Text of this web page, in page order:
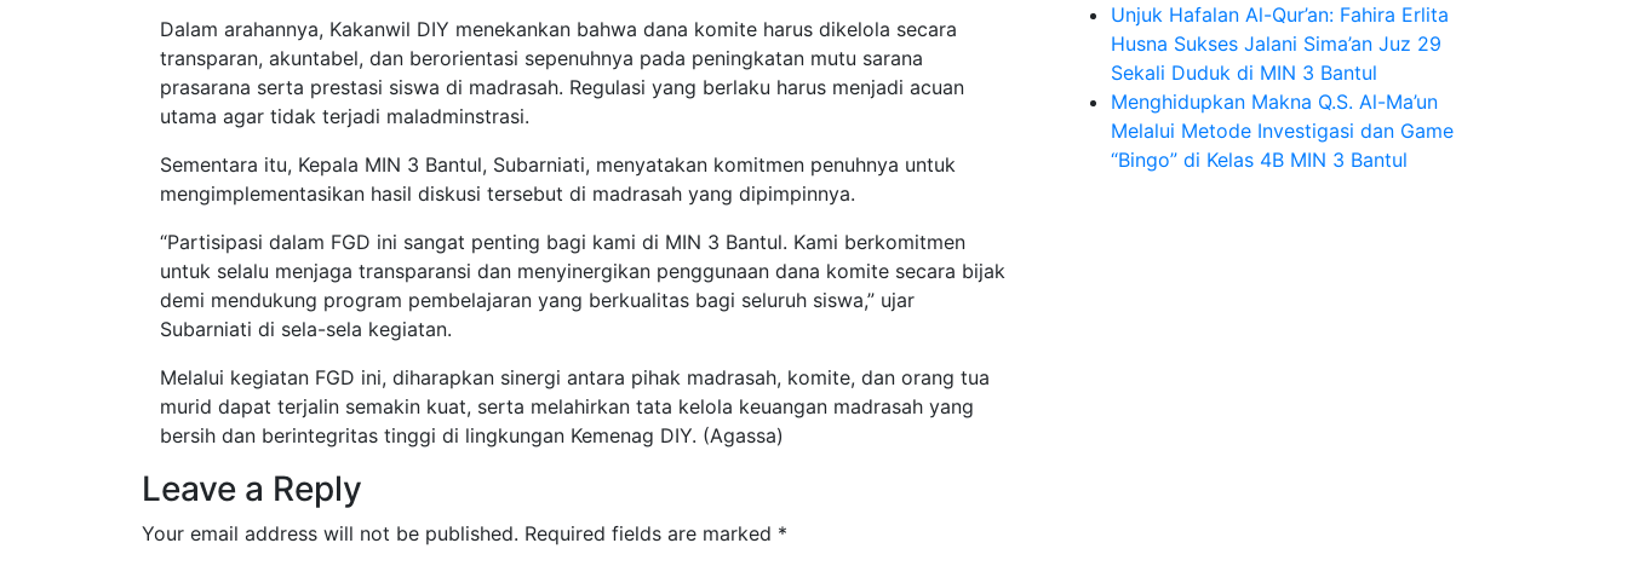
Dalam arahannya, Kakanwil DIY menekankan bahwa dana komite harus dikelola secara
transparan, akuntabel, dan berorientasi sepenuhnya pada peningkatan mutu sarana
prasarana serta prestasi siswa di madrasah. Regulasi yang berlaku harus menjadi acuan
utama agar tidak terjadi maladminstrasi.
Sementara itu, Kepala MIN 3 Bantul, Subarniati, menyatakan komitmen penuhnya untuk
mengimplementasikan hasil diskusi tersebut di madrasah yang dipimpinnya.
“Partisipasi dalam FGD ini sangat penting bagi kami di MIN 3 Bantul. Kami berkomitmen
untuk selalu menjaga transparansi dan menyinergikan penggunaan dana komite secara bijak
demi mendukung program pembelajaran yang berkualitas bagi seluruh siswa,” ujar
Subarniati di sela-sela kegiatan.
Melalui kegiatan FGD ini, diharapkan sinergi antara pihak madrasah, komite, dan orang tua
murid dapat terjalin semakin kuat, serta melahirkan tata kelola keuangan madrasah yang
bersih dan berintegritas tinggi di lingkungan Kemenag DIY. (Agassa)
Leave a Reply
Your email address will not be published. Required fields are marked *
Unjuk Hafalan Al-Qur’an: Fahira Erlita
Husna Sukses Jalani Sima’an Juz 29
Sekali Duduk di MIN 3 Bantul
Menghidupkan Makna Q.S. Al-Ma’un
Melalui Metode Investigasi dan Game
“Bingo” di Kelas 4B MIN 3 Bantul